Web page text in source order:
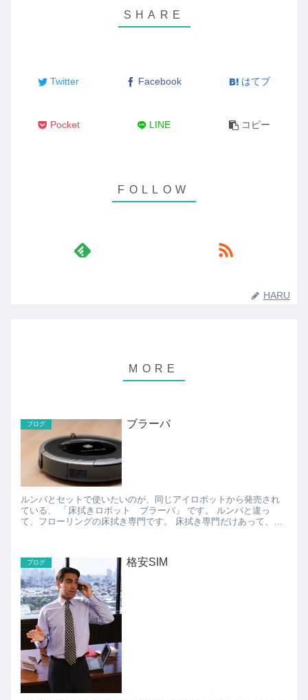
Twitter Facebook はてブ
Pocket LINE コピー
HARU
ブログ ブラーバ
ルンバとセットで使いたいのが、同じアイロボットから発売され
ている、 「床拭きロボット ブラーバ」 です。 ルンバと違っ
て、フローリングの床拭き専門です。 床拭き専門だけあって、水
ブログ 格安SIM